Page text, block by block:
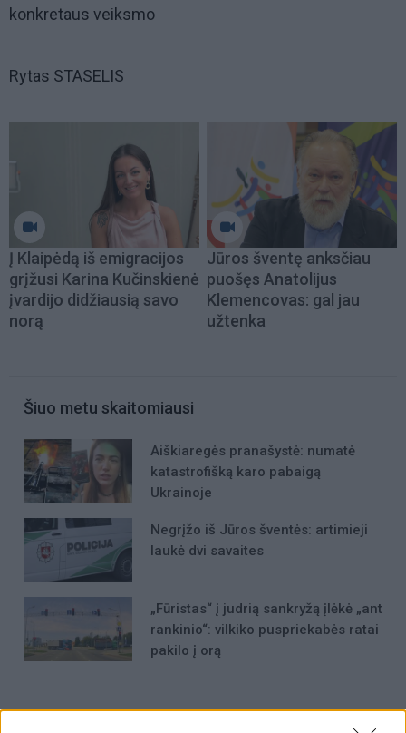
konkretaus veiksmo
Rytas STASELIS
Į Klaipėdą iš emigracijos
grįžusi Karina Kučinskienė
įvardijo didžiausią savo
norą
Jūros šventę anksčiau
puošęs Anatolijus
Klemencovas: gal jau
užtenka
Šiuo metu skaitomiausi
Aiškiaregės pranašystė: numatė
katastrofišką karo pabaigą
Ukrainoje
Negrįžo iš Jūros šventės: artimieji
laukė dvi savaites
„Fūristas“ į judrią sankryžą įlėkė „ant
rankinio“: vilkiko puspriekabės ratai
pakilo į orą